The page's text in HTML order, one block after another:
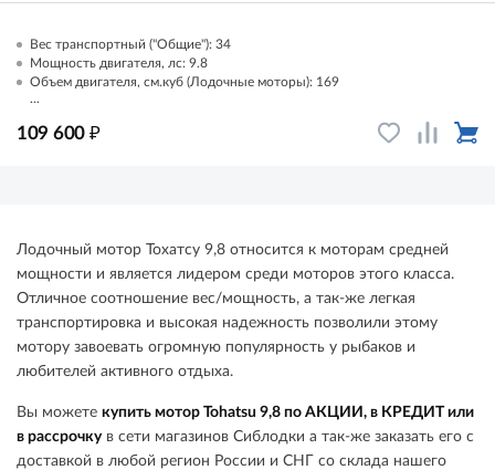
Вес транспортный ("Общие"): 34
Мощность двигателя, лс: 9.8
Объем двигателя, см.куб (Лодочные моторы): 169
...
109 600 ₽
Лодочный мотор Тохатсу 9,8 относится к моторам средней
мощности и является лидером среди моторов этого класса.
Отличное соотношение вес/мощность, а так-же легкая
транспортировка и высокая надежность позволили этому
мотору завоевать огромную популярность у рыбаков и
любителей активного отдыха.
Вы можете купить мотор Tohatsu 9,8 по АКЦИИ, в КРЕДИТ или
в рассрочкув сети магазинов Сиблодки а так-же заказать его с
доставкой в любой регион России и СНГ со склада нашего